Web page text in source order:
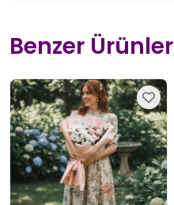
Benzer Ürünler